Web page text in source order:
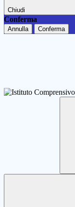
Chiudi
Conferma
Annulla Conferma